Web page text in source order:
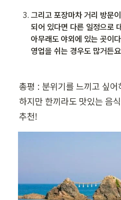
그리고 포장마차 거리 방문
되어 있다면 다른 일정으로
아무래도 야외에 있는 곳이
영업을 쉬는 경우도 많거든
총평 : 분위기를 느끼고 싶
하지만 한끼라도 맛있는 음
추천!